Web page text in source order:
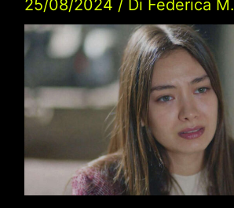
25/08/2024 / Di Federica M.